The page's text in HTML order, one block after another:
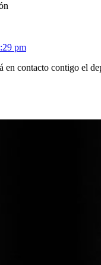
pm
en contacto contigo el